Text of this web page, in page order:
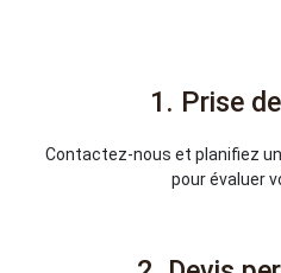
1. Prise
Contactez-nous et planifiez
pour évaluer